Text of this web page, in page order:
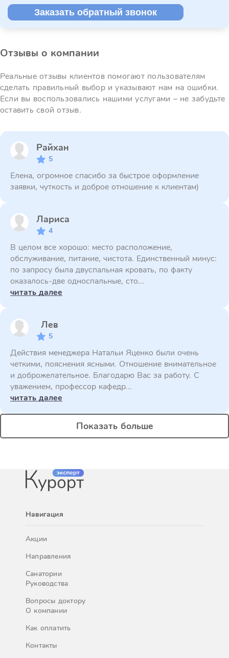
Заказать обратный звонок
Отзывы о компании
Реальные отзывы клиентов помогают пользователям
сделать правильный выбор и указывают нам на ошибки.
Если вы воспользовались нашими услугами – не забудьте
оставить свой отзыв.
Райхан
5
Елена, огромное спасибо за быстрое оформление
заявки, чуткость и доброе отношение к клиентам)
Лариса
4
В целом все хорошо: место расположение,
обслуживание, питание, чистота. Единственный минус:
по запросу была двуспальная кровать, по факту
оказалось-две односпальные, сто...
читать далее
Лев
5
Действия менеджера Натальи Яценко были очень
четкими, пояснения ясными. Отношение внимательное
и доброжелательное. Благодарю Вас за работу. С
уважением, профессор кафедр...
читать далее
Показать больше
Навигация
Акции
Направления
Санатории
Руководства
Вопросы доктору
О компании
Как оплатить
Контакты